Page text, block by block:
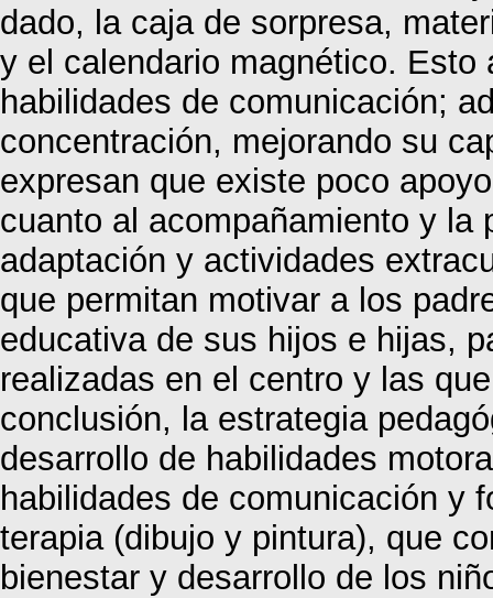
dado, la caja de sorpresa,
y el calendario magnético.
habilidades de comunicación;
concentración, mejorando su
expresan que existe poco
cuanto al acompañamiento y la
adaptación y actividades
que permitan motivar a los
educativa de sus hijos e hijas,
realizadas en el centro y las
conclusión, la estrategia
desarrollo de habilidades
habilidades de comunicación y
terapia (dibujo y pintura), que
bienestar y desarrollo de los